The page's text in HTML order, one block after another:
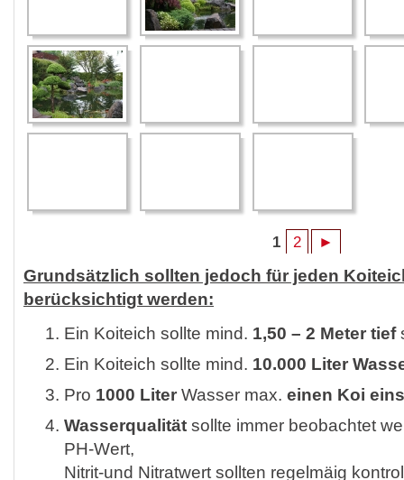
1 2 ►
Grundsätzlich sollten jedoch für jeden
berücksichtigt werden:
Ein Koiteich sollte mind. 1,50 – 2 Meter tief
Ein Koiteich sollte mind. 10.000 Liter
Pro 1000 Liter Wasser max. einen Koi
Wasserqualität sollte immer beobachtet
PH-Wert,
Nitrit-und Nitratwert sollten regelmäig